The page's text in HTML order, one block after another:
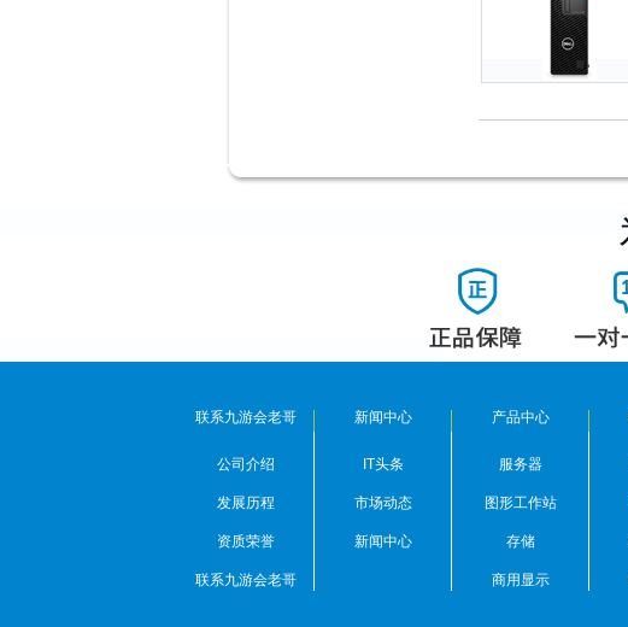
联系九游会老哥
公司介绍
发展历程
资质荣誉
联系九游会老哥
新闻中心
IT头条
市场动态
新闻中心
产品中心
服务器
图形工作站
存储
商用显示